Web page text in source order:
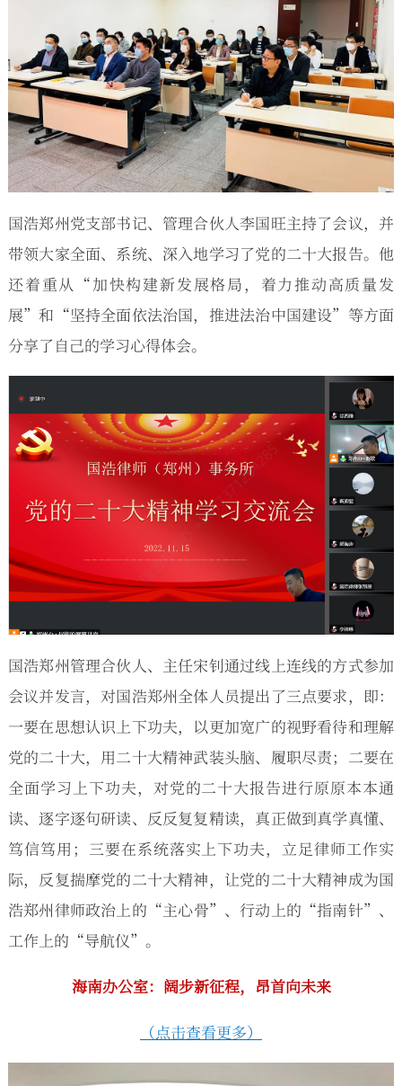
国浩郑州党支部书记、管理合伙人李国旺主持了会议，并
带领大家全面、系统、深入地学习了党的二十大报告。他
还着重从“加快构建新发展格局，着力推动高质量发
展”和“坚持全面依法治国，推进法治中国建设”等方面
分享了自己的学习心得体会。
国浩郑州管理合伙人、主任宋钊通过线上连线的方式参加
会议并发言，对国浩郑州全体人员提出了三点要求，即：
一要在思想认识上下功夫，以更加宽广的视野看待和理解
党的二十大，用二十大精神武装头脑、履职尽责；二要在
全面学习上下功夫，对党的二十大报告进行原原本本通
读、逐字逐句研读、反反复复精读，真正做到真学真懂、
笃信笃用；三要在系统落实上下功夫，立足律师工作实
际，反复揣摩党的二十大精神，让党的二十大精神成为国
浩郑州律师政治上的“主心骨”、行动上的“指南针”、
工作上的“导航仪”。
海南办公室： 阔步新征程，昂首向未来
（点击查看更多）